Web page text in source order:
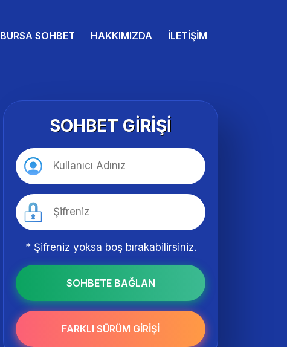
BURSA SOHBET HAKKIMIZDA İLETIŞIM
SOHBET GIRIŞI
* Şifreniz yoksa boş bırakabilirsiniz.
SOHBETE BAĞLAN
FARKLI SÜRÜM GIRIŞI